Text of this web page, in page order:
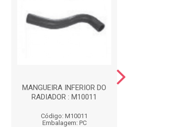
MANGUEIRA INFERIOR DO
RADIADOR : M10011
Código: M10011
Embalagem: PC